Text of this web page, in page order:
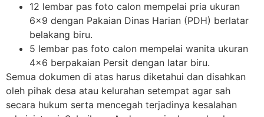
12 lembar pas foto calon mempelai pria ukuran
6×9 dengan Pakaian Dinas Harian (PDH) berlatar
belakang biru.
5 lembar pas foto calon mempelai wanita ukuran
4×6 berpakaian Persit dengan latar biru.
Semua dokumen di atas harus diketahui dan disahkan
oleh pihak desa atau kelurahan setempat agar sah
secara hukum serta mencegah terjadinya kesalahan